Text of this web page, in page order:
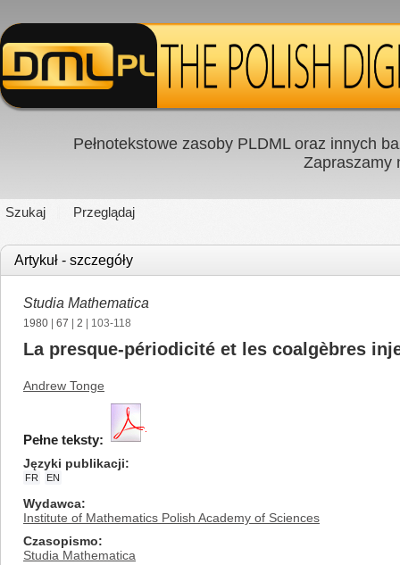
Pełnotekstowe zasoby PLDML oraz innych
Zapraszamy
Szukaj Przeglądaj
Artykuł - szczegóły
Studia Mathematica
1980 67 2 | 103-118
La presque-périodicité et les coalgèbres
Andrew Tonge
Pełne teksty:
Języki publikacji
FR EN
Wydawca
Institute of Mathematics Polish Academy of Sciences
Czasopismo
Studia Mathematica